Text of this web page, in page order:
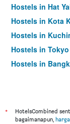
Hostels in Hat
Hostels in Kota
Hostels in
Hostels in Tokyo
Hostels in
*
HotelsCombined
bagaimanapun,